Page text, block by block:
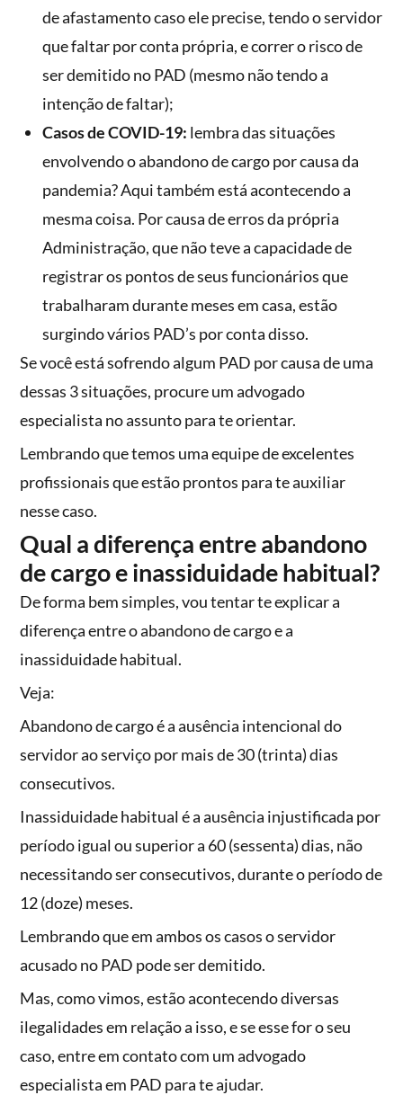
de afastamento caso ele precise, tendo o servidor
que faltar por conta própria, e correr o risco de
ser demitido no PAD (mesmo não tendo a
intenção de faltar);
Casos de COVID-19: lembra das situações
envolvendo o abandono de cargo por causa da
pandemia? Aqui também está acontecendo a
mesma coisa. Por causa de erros da própria
Administração, que não teve a capacidade de
registrar os pontos de seus funcionários que
trabalharam durante meses em casa, estão
surgindo vários PAD’s por conta disso.
Se você está sofrendo algum PAD por causa de uma
dessas 3 situações, procure um advogado
especialista no assunto para te orientar.
Lembrando que temos uma equipe de excelentes
profissionais que estão prontos para te auxiliar
nesse caso.
Qual a diferença entre abandono
de cargo e inassiduidade habitual?
De forma bem simples, vou tentar te explicar a
diferença entre o abandono de cargo e a
inassiduidade habitual.
Veja:
Abandono de cargo é a ausência intencional do
servidor ao serviço por mais de 30 (trinta) dias
consecutivos.
Inassiduidade habitual é a ausência injustificada por
período igual ou superior a 60 (sessenta) dias, não
necessitando ser consecutivos, durante o período de
12 (doze) meses.
Lembrando que em ambos os casos o servidor
acusado no PAD pode ser demitido.
Mas, como vimos, estão acontecendo diversas
ilegalidades em relação a isso, e se esse for o seu
caso, entre em contato com um advogado
especialista em PAD para te ajudar.